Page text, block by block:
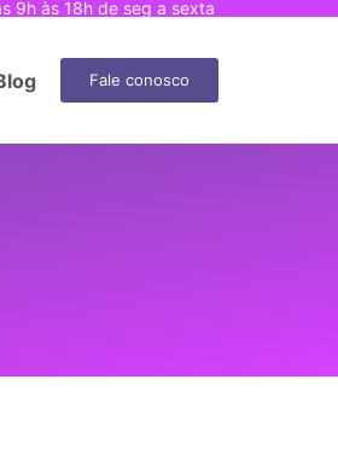
9h às 18h de seg a sexta
Fale conosco